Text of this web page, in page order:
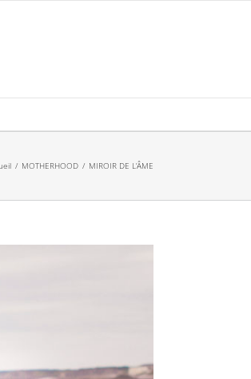
MOTHERHOOD MIROIR DE L’ÂME